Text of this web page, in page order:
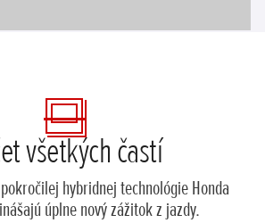
všetkých častí
hybridnej technológie Honda
úplne nový zážitok z jazdy.